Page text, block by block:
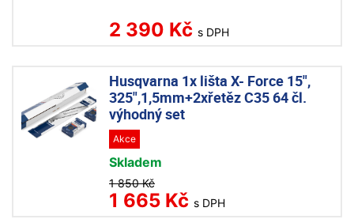
2 390 Kč s DPH
Husqvarna 1x lišta X- Force 15",
325",1,5mm+2xřetěz C35 64 čl.
výhodný set
Akce
Skladem
1 850 Kč
1 665 Kč s DPH